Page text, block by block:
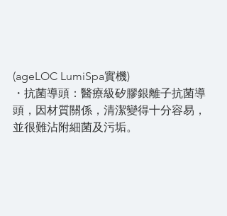
(ageLOC LumiSpa實機)
・抗菌導頭：醫療級矽膠銀離子抗菌導
頭，因材質關係，清潔變得十分容易，
並很難沾附細菌及污垢。